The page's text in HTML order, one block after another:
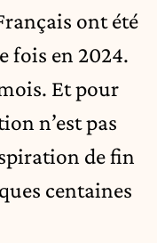
ont été
fois en 2024.
Et pour
n’est pas
de fin
centaines